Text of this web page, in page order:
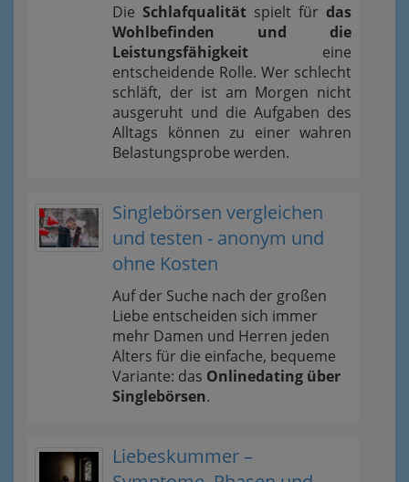
Die Schlafqualität spielt für das
Wohlbefinden und die
Leistungsfähigkeit eine
entscheidende Rolle. Wer schlecht
schläft, der ist am Morgen nicht
ausgeruht und die Aufgaben des
Alltags können zu einer wahren
Belastungsprobe werden.
Singlebörsen vergleichen
und testen - anonym und
ohne Kosten
Auf der Suche nach der großen
Liebe entscheiden sich immer
mehr Damen und Herren jeden
Alters für die einfache, bequeme
Variante: das Onlinedating über
Singlebörsen.
Liebeskummer –